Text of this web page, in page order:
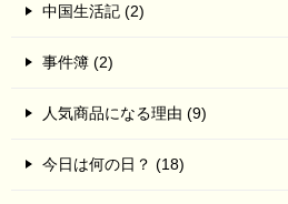
中国生活記 (2)
事件簿 (2)
人気商品になる理由 (9)
今日は何の日？ (18)